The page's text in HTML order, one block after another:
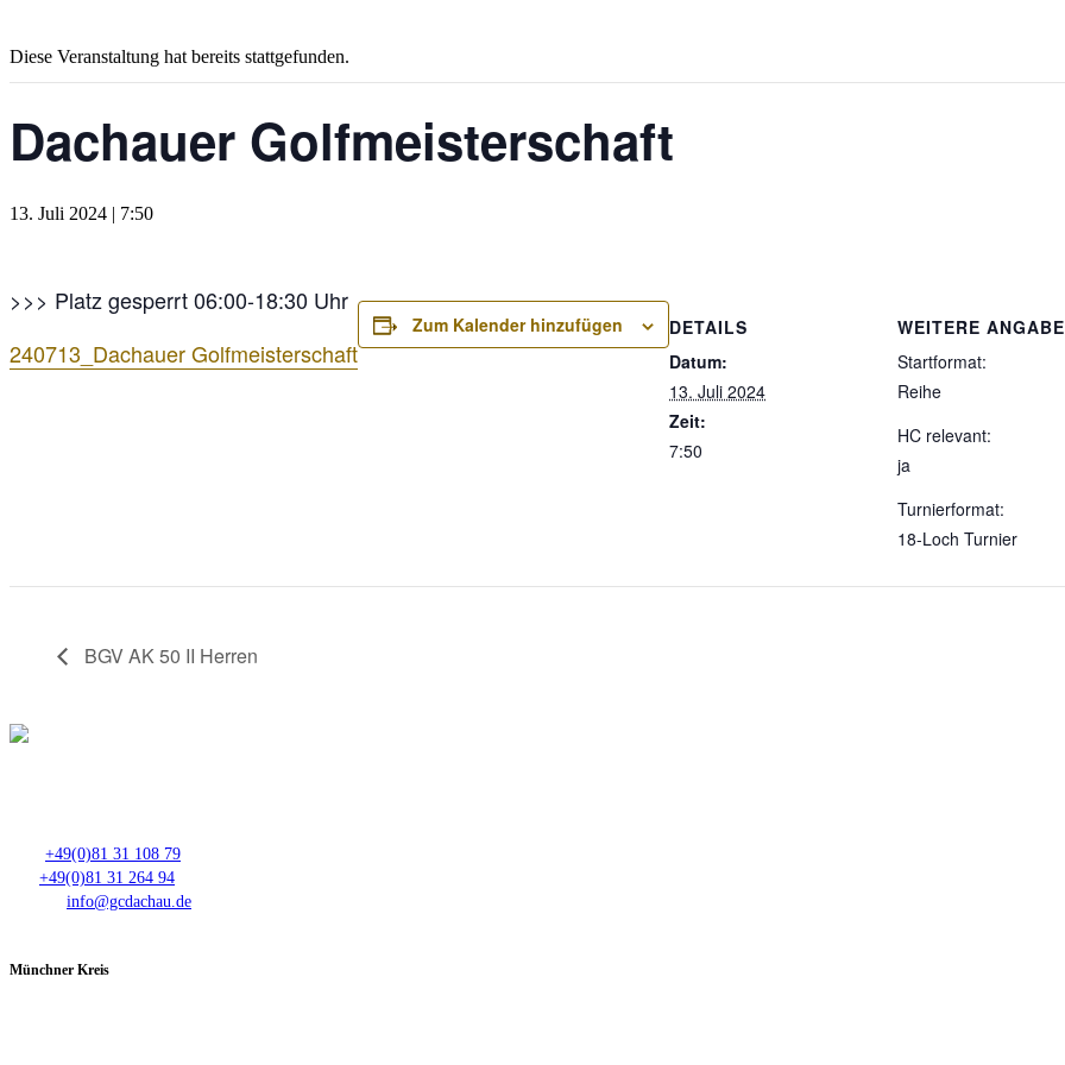
Diese Veranstaltung hat bereits stattgefunden.
Dachauer Golfmeisterschaft
13. Juli 2024 | 7:50
>>> Platz gesperrt 06:00-18:30 Uhr
240713_Dachauer Golfmeisterschaft
Zum Kalender hinzufügen
DETAILS
Datum:
13. Juli 2024
Zeit:
7:50
WEITERE
Startformat:
Reihe
HC relevant:
ja
Turnierformat:
18-Loch Turnier
BGV AK 50 II Herren
+49(0)81 31 108 79
+49(0)81 31 264 94
info@gcdachau.de
Münchner Kreis